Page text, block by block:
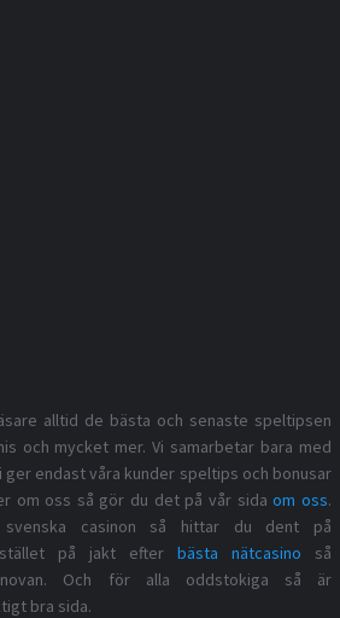
alltid de bästa och senaste speltipsen
och mycket mer. Vi samarbetar bara med
endast våra kunder speltips och bonusar
om oss så gör du det på vår sidaom oss.
casinon så hittar du dent på
på jakt efter bästa nätcasino så
Och för alla oddstokiga så är
bra sida.